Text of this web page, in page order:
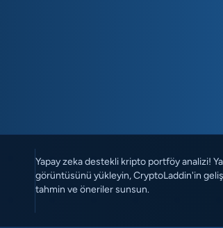
Yapay zeka destekli kripto portföy analizi!
görüntüsünü yükleyin, CryptoLaddin'in
tahmin ve öneriler sunsun.